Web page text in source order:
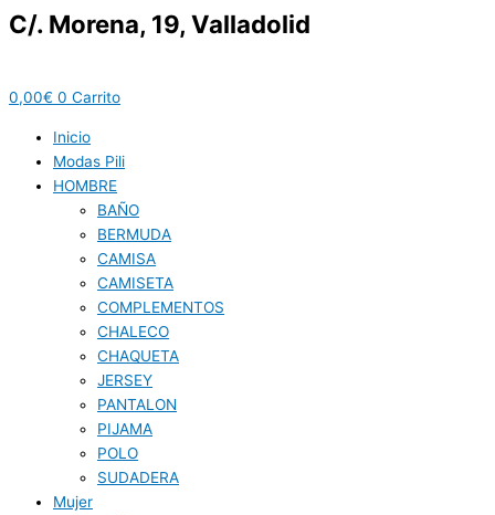
C/. Morena, 19, Valladolid
0,00€ 0 Carrito
Inicio
Modas Pili
HOMBRE
BAÑO
BERMUDA
CAMISA
CAMISETA
COMPLEMENTOS
CHALECO
CHAQUETA
JERSEY
PANTALON
PIJAMA
POLO
SUDADERA
Mujer